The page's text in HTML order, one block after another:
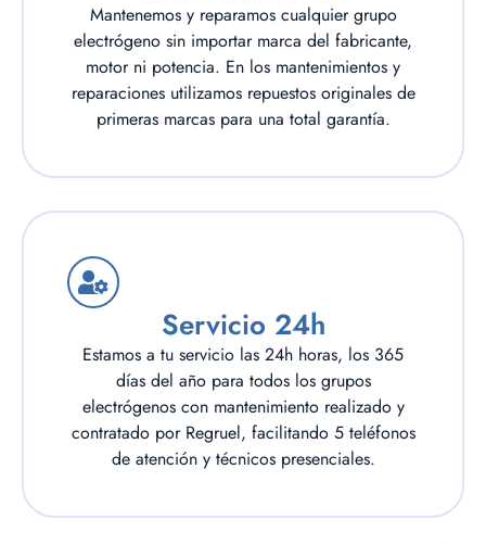
Mantenemos y reparamos cualquier grupo
electrógeno sin importar marca del fabricante,
motor ni potencia. En los mantenimientos y
reparaciones utilizamos repuestos originales de
primeras marcas para una total garantía.
Servicio 24h
Estamos a tu servicio las 24h horas, los 365
días del año para todos los grupos
electrógenos con mantenimiento realizado y
contratado por Regruel, facilitando 5 teléfonos
de atención y técnicos presenciales.